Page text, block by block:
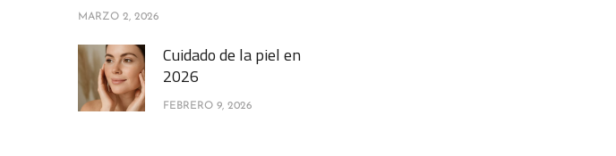
MARZO 2, 2026
Cuidado de la piel en
2026
FEBRERO 9, 2026